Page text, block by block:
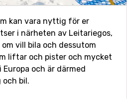
kan vara nyttig för er
i närheten av Leitariegos,
vill bila och dessutom
liftar och pister och mycket
och är därmed
bil.